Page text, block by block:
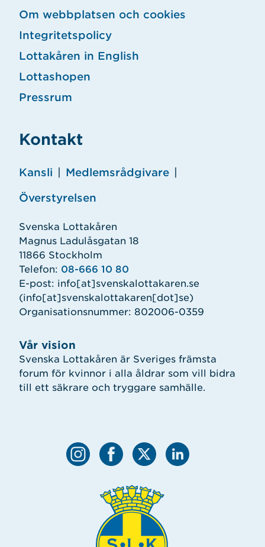
Vår vision
Svenska Lottakåren är Sveriges främsta
forum för kvinnor i alla åldrar som vill bidra
till ett säkrare och tryggare samhälle.
Om webbplatsen och cookies
Integritetspolicy
Lottakåren in English
Lottashopen
Pressrum
Kontakt
Kansli Medlemsrådgivare
Överstyrelsen
Svenska Lottakåren
Magnus Ladulåsgatan 18
11866 Stockholm
Telefon: 08-666 10 80
E-post: info[at]svenskalottakaren.se
(info[at]svenskalottakaren[dot]se)
Organisationsnummer: 802006-0359